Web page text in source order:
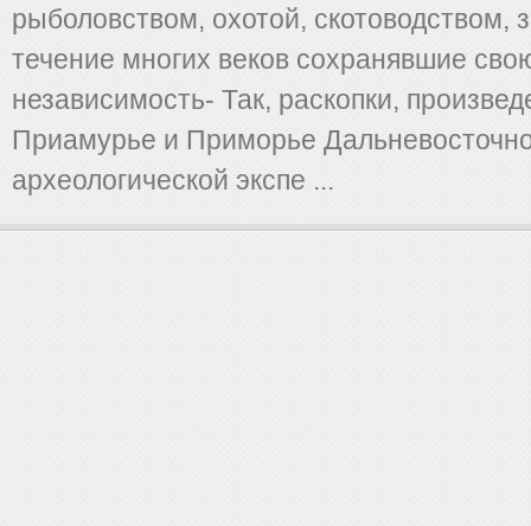
рыболовством, охотой, скотоводством,
течение многих веков сохранявшие
независимость- Так, раскопки,
Приамурье и Приморье
археологической экспе ...